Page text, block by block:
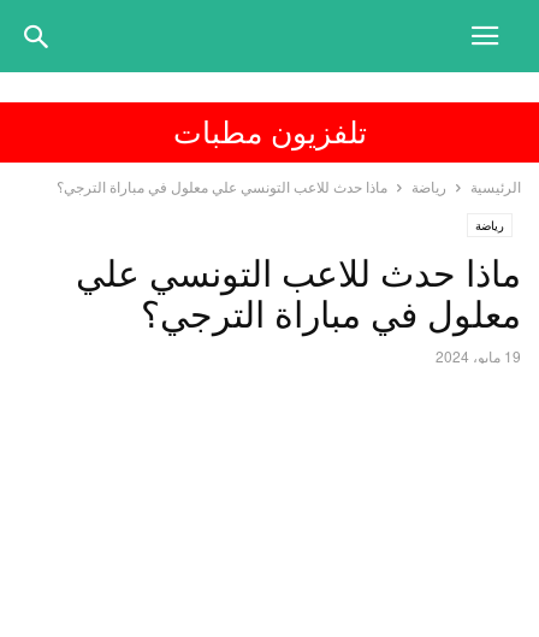
تلفزيون مطبات
الرئيسية رياضة ماذا حدث للاعب التونسي علي معلول في مباراة الترجي؟
رياضة
ماذا حدث للاعب التونسي علي
معلول في مباراة الترجي؟
19 مايو، 2024